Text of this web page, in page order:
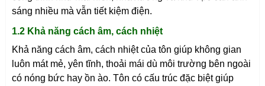
sáng nhiều mà vẫn tiết kiệm điện.
1.2 Khả năng cách âm, cách nhiệt
Khả năng cách âm, cách nhiệt của tôn giúp không gian
luôn mát mẻ, yên tĩnh, thoải mái dù môi trường bên ngoài
có nóng bức hay ồn ào. Tôn có cấu trúc đặc biệt giúp